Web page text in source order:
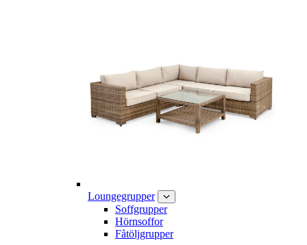
Loungegrupper
Soffgrupper
Hörnsoffor
Fåtöljgrupper